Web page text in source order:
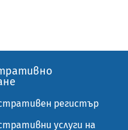
регистър
услуги на